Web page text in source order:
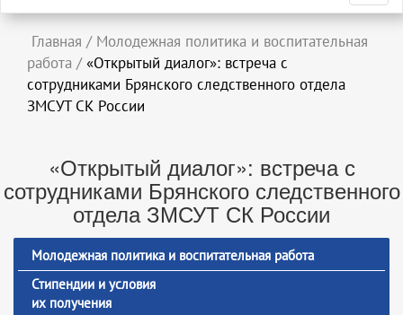
Главная / Молодежная политика и воспитательная
работа / «Открытый диалог»: встреча с
сотрудниками Брянского следственного отдела
ЗМСУТ СК России
«Открытый диалог»: встреча с
сотрудниками Брянского следственного
отдела ЗМСУТ СК России
Молодежная политика и воспитательная работа
Стипендии и условия
их получения